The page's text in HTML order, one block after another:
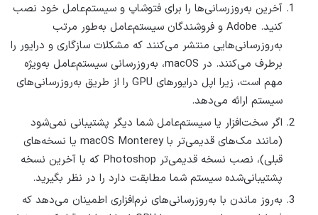
آخرین به‌روزرسانی‌ها را برای فتوشاپ و سیستم‌عامل خود نصب
کنید. Adobe و فروشندگان سیستم‌عامل به‌طور مرتب
به‌روزرسانی‌هایی منتشر می‌کنند که مشکلات سازگاری و درایور را
برطرف می‌کنند. در macOS، به‌روزرسانی سیستم‌عامل به‌ویژه
مهم است، زیرا اپل درایورهای GPU را از طریق به‌روزرسانی‌های
سیستم ارائه می‌دهد.
اگر سخت‌افزار یا سیستم‌عامل شما دیگر پشتیبانی نمی‌شود
(مانند مک‌های قدیمی‌تر با macOS Monterey یا نسخه‌های
قبلی)، نصب نسخه قدیمی‌تر Photoshop که با آخرین نسخه
پشتیبانی‌شده سیستم شما مطابقت دارد را در نظر بگیرید.
به‌روز ماندن با به‌روزرسانی‌های نرم‌افزاری اطمینان می‌دهد که